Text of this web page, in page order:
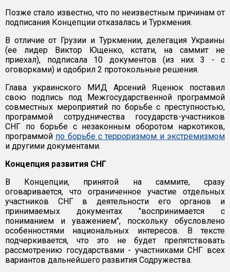
Позже стало известно, что по неизвестным причинам от
подписания Концепции отказалась и Туркмения.
В отличие от Грузии и Туркмении, делегация Украины
(ее лидер Виктор Ющенко, кстати, на саммит не
приехал), подписала 10 документов (из них 3 - с
оговорками) и одобрил 2 протокольные решения.
Глава украинского МИД Арсений Яценюк поставил
свою подпись под Межгосударственной программой
совместных мероприятий по борьбе с преступностью,
программой сотрудничества государств-участников
СНГ по борьбе с незаконным оборотом наркотиков,
программой по борьбе с терроризмом и экстремизмом
и другими документами.
Концепция развития СНГ
В Концепции, принятой на саммите, сразу
оговаривается, что ограниченное участие отдельных
участников СНГ в деятельности его органов и
принимаемых документах "воспринимается с
пониманием и уважением", поскольку обусловлено
особенностями национальных интересов. В тексте
подчеркивается, что это не будет препятствовать
рассмотрению государствами - участниками СНГ всех
вариантов дальнейшего развития Содружества.